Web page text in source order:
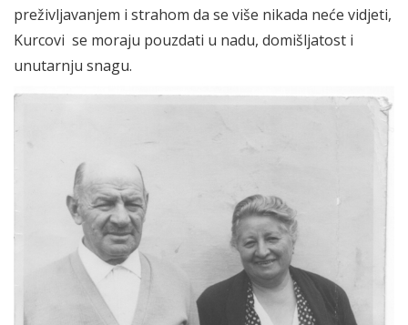
preživljavanjem i strahom da se više nikada neće vidjeti,
Kurcovi se moraju pouzdati u nadu, domišljatost i
unutarnju snagu.